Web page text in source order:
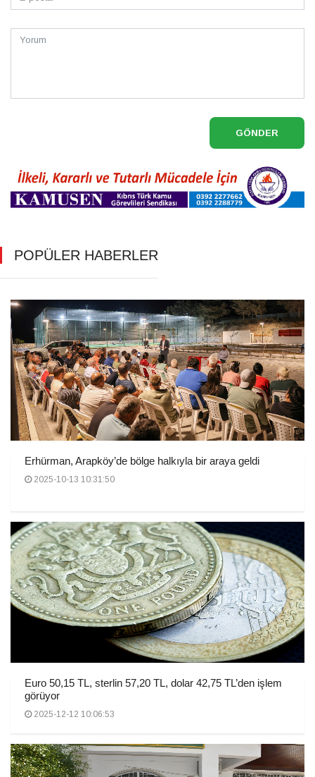
GÖNDER
POPÜLER HABERLER
Erhürman, Arapköy’de bölge halkıyla bir araya geldi
2025-10-13 10:31:50
Euro 50,15 TL, sterlin 57,20 TL, dolar 42,75 TL’den işlem
görüyor
2025-12-12 10:06:53